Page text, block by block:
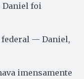
Daniel foi
federal — Daniel,
imensamente